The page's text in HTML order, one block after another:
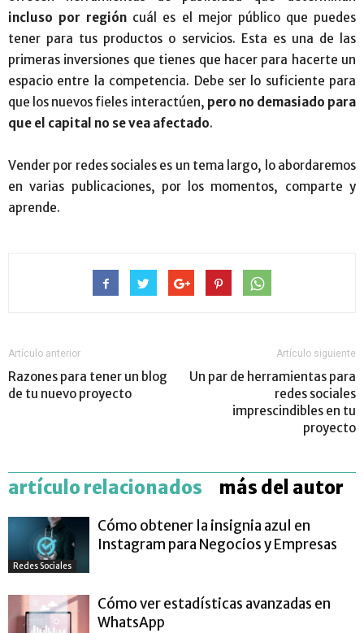
incluso por región cuál es el mejor público que puedes
tener para tus productos o servicios. Esta es una de las
primeras inversiones que tienes que hacer para hacerte un
espacio entre la competencia. Debe ser lo suficiente para
que los nuevos fieles interactúen, pero no demasiado para
que el capital no se vea afectado.
Vender por redes sociales es un tema largo, lo abordaremos
en varias publicaciones, por los momentos, comparte y
aprende.
Artículo anterior
Razones para tener un blog
de tu nuevo proyecto
Artículo siguiente
Un par de herramientas para
redes sociales
imprescindibles en tu
proyecto
artículo relacionados más del autor
Redes Sociales
Cómo obtener la insignia azul en
Instagram para Negocios y Empresas
Cómo ver estadísticas avanzadas en
WhatsApp